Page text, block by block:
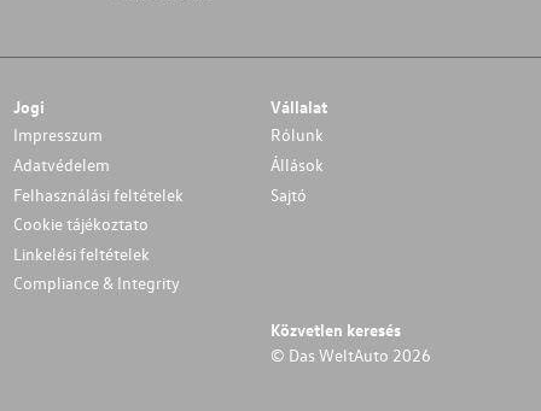
Jogi
Impresszum
Adatvédelem
Felhasználási feltételek
Cookie tájékoztato
Linkelési feltételek
Compliance & Integrity
Vállalat
Rólunk
Állások
Sajtó
Közvetlen keresés
© Das WeltAuto 2026